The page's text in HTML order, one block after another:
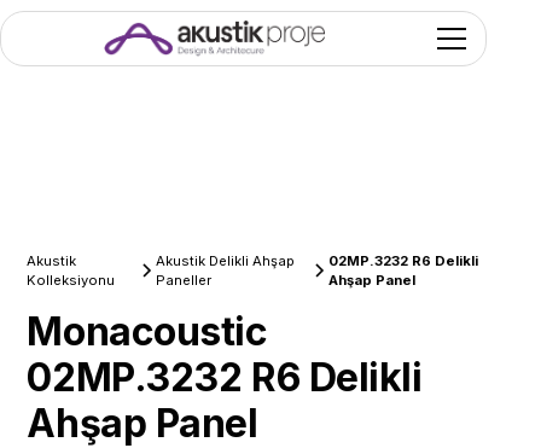
Akustik
Kolleksiyonu
Akustik Delikli Ahşap
Paneller
02MP.3232 R6 Delikli
Ahşap Panel
Monacoustic
02MP.3232 R6 Delikli
Ahşap Panel